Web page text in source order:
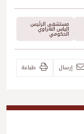
مستشفى الرئيس
الياس الهراوي
الحكومي
إرسال طباعة